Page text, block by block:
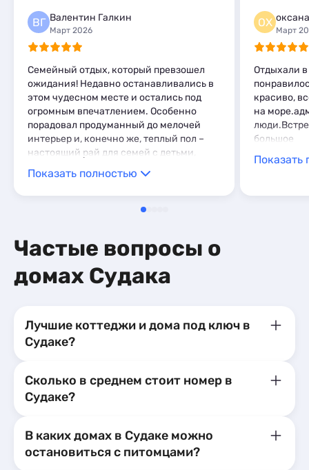
Мини-отели
Пансионаты
Эллинги 5
Комнаты 1
Апартаменты
Мини-отели
Глэмпинги 1
Шале 2
ВГ Валентин Галкин
Март 2026
Семейный отдых, который превзошел
ожидания! Недавно останавливались в
этом чудесном месте и остались под
огромным впечатлением. Особенно
порадовал продуманный до мелочей
интерьер и, конечно же, теплый пол –
настоящий рай для семей с детьми,
особенно в холодное время года. Мы
оценили, как приятно было проводить
время, не думая о холоде. Хозяева –
отдельная история! Невероятно
пребывание еще более приятным.
Чувствовалось, что нас здесь
действительно ждали и заботились о
нашем комфорте. Домик оказался очень
полного расслабления. Каждый уголок
наполнен душой. Мы приехали
отдохнуть и полностью восстановить
довольны нашим выбором! Это место –
идеальный вариант для семейного
отдыха, где каждый найдет что-то для
Показать полностью
ОХ
Март
Отдыхали
красиво,
на
большое
Показать
Частые вопросы о
домах Судака
Лучшие коттеджи и дома под ключ в
Судаке?
Сколько в среднем стоит номер в
Судаке?
В каких домах в Судаке можно
остановиться с питомцами?